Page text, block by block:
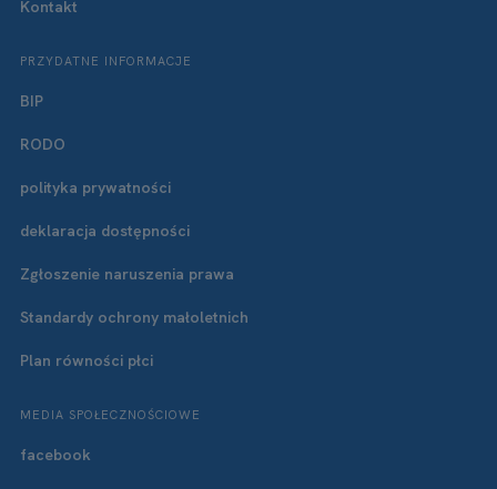
Kontakt
PRZYDATNE INFORMACJE
BIP
RODO
polityka prywatności
deklaracja dostępności
Zgłoszenie naruszenia prawa
Standardy ochrony małoletnich
Plan równości płci
MEDIA SPOŁECZNOŚCIOWE
facebook